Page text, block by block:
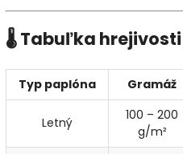
🌡️ Tabuľka
Typ paplóna Gramáž
Letný
100 – 200
g/m²